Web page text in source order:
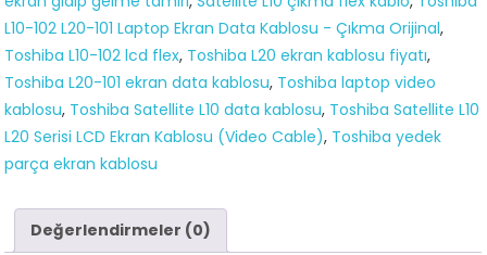
101
LCD
Ekran
Data
Flex
Kablo
adet
L10-102 L20-101 Laptop Ekran Data Kablosu - Çıkma Orijinal,
Toshiba L10-102 lcd flex, Toshiba L20 ekran kablosu fiyatı,
Toshiba L20-101 ekran data kablosu, Toshiba laptop video
kablosu, Toshiba Satellite L10 data kablosu, Toshiba Satellite L10
L20 Serisi LCD Ekran Kablosu (Video Cable), Toshiba yedek
parça ekran kablosu
Değerlendirmeler (0)